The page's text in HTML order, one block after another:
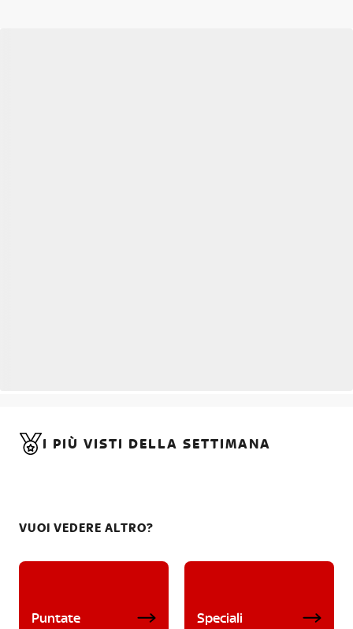
I PIÙ VISTI DELLA SETTIMANA
VUOI VEDERE ALTRO?
Puntate Speciali